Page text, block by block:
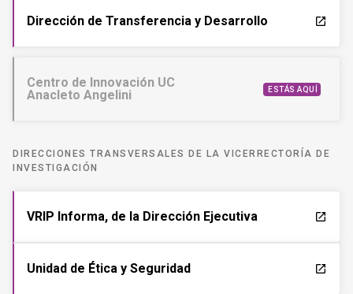
Dirección de Transferencia y Desarrollo launch
Centro de Innovación UC
Anacleto Angelini
ESTÁS AQUÍ
DIRECCIONES TRANSVERSALES DE LA VICERRECTORÍA DE
INVESTIGACIÓN
VRIP Informa, de la Dirección Ejecutiva launch
Unidad de Ética y Seguridad launch